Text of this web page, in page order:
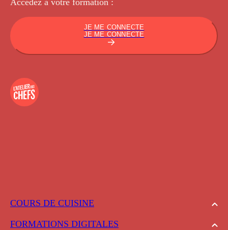
COURS DE CUISINE
FORMATIONS DIGITALES
JE ME CONNECTE
JE ME CONNECTE